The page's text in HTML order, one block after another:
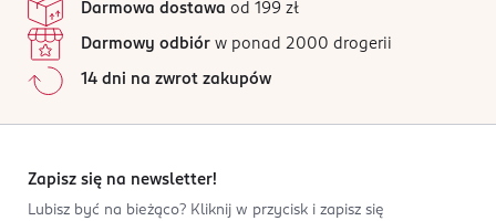
Darmowa dostawa od 199 zł
Darmowy odbiór w ponad 2000 drogerii
14 dni na zwrot zakupów
Zapisz się na newsletter!
Lubisz być na bieżąco? Kliknij w przycisk i zapisz się